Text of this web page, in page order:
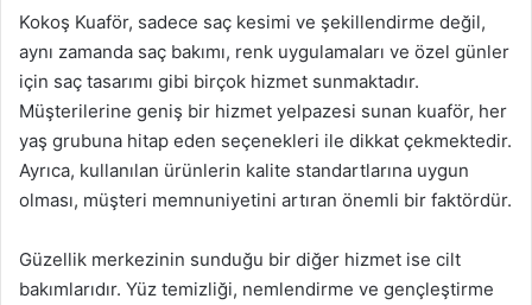
Kokoş Kuaför, sadece saç kesimi ve şekillendirme değil,
aynı zamanda saç bakımı, renk uygulamaları ve özel günler
için saç tasarımı gibi birçok hizmet sunmaktadır.
Müşterilerine geniş bir hizmet yelpazesi sunan kuaför, her
yaş grubuna hitap eden seçenekleri ile dikkat çekmektedir.
Ayrıca, kullanılan ürünlerin kalite standartlarına uygun
olması, müşteri memnuniyetini artıran önemli bir faktördür.
Güzellik merkezinin sunduğu bir diğer hizmet ise cilt
bakımlarıdır. Yüz temizliği, nemlendirme ve gençleştirme